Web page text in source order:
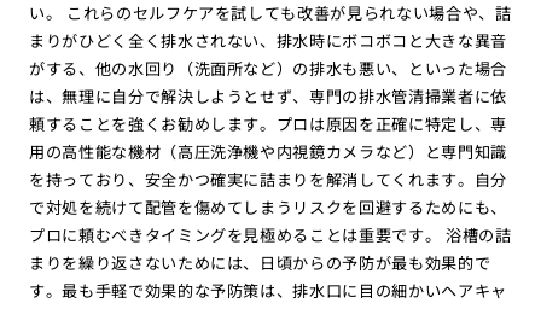
い。 これらのセルフケアを試しても改善が見られない場合や、詰
まりがひどく全く排水されない、排水時にボコボコと大きな異音
がする、他の水回り（洗面所など）の排水も悪い、といった場合
は、無理に自分で解決しようとせず、専門の排水管清掃業者に依
頼することを強くお勧めします。プロは原因を正確に特定し、専
用の高性能な機材（高圧洗浄機や内視鏡カメラなど）と専門知識
を持っており、安全かつ確実に詰まりを解消してくれます。自分
で対処を続けて配管を傷めてしまうリスクを回避するためにも、
プロに頼むべきタイミングを見極めることは重要です。 浴槽の詰
まりを繰り返さないためには、日頃からの予防が最も効果的で
す。最も手軽で効果的な予防策は、排水口に目の細かいヘアキャ